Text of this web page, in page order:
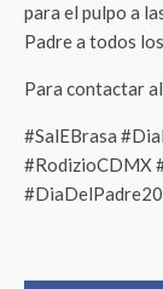
para el pulpo a
Padre a todos
Para contactar
#SalEBrasa
#RodizioCDMX